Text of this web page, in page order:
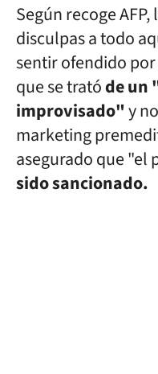
Según recoge
disculpas a todo
sentir ofendido
que se tratóde un
improvisado"y
marketing
asegurado que "el
sido sancionado.